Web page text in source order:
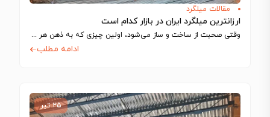
مقالات میلگرد
ارزانترین میلگرد ایران در بازار کدام است
وقتی صحبت از ساخت‌ و ساز می‌شود، اولین چیزی که به ذهن هر مهندس…
ادامه مطلب
۲۵ تیر